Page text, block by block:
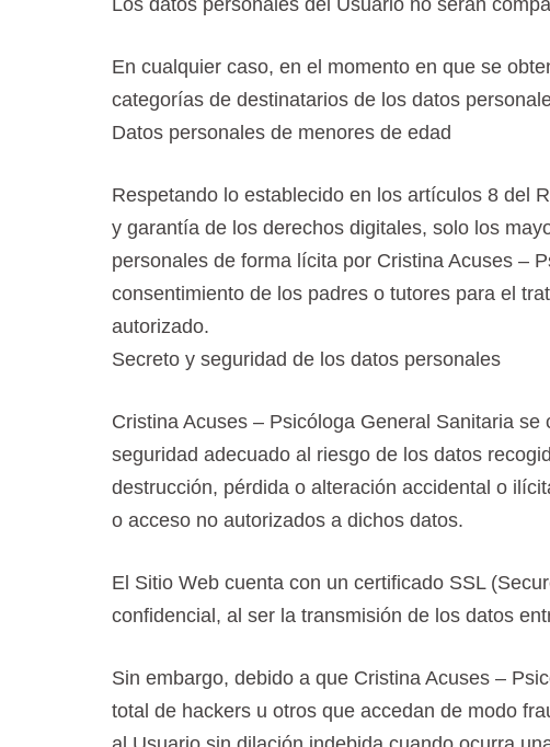
Los datos personales del Usuario no serán
En cualquier caso, en el momento en que se
categorías de destinatarios de los datos
Datos personales de menores de edad
Respetando lo establecido en los artículos 8 del
y garantía de los derechos digitales, solo los
personales de forma lícita por Cristina Acuses –
consentimiento de los padres o tutores para el
autorizado.
Secreto y seguridad de los datos personales
Cristina Acuses – Psicóloga General Sanitaria
seguridad adecuado al riesgo de los datos
destrucción, pérdida o alteración accidental o
o acceso no autorizados a dichos datos.
El Sitio Web cuenta con un certificado SSL
confidencial, al ser la transmisión de los datos
Sin embargo, debido a que Cristina Acuses –
total de hackers u otros que accedan de modo